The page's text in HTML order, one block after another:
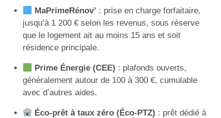
MaPrimeRénov’ : prise en charge forfaitaire,
jusqu’à 1 200 € selon les revenus, sous réserve
que le logement ait au moins 15 ans et soit
résidence principale.
Prime Énergie (CEE) : plafonds ouverts,
généralement autour de 100 à 300 €, cumulable
avec d’autres aides.
Éco-prêt à taux zéro (Éco-PTZ) : prêt dédié à